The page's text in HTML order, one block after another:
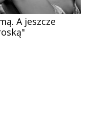
A jeszcze